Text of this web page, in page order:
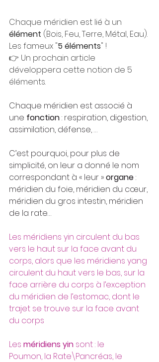
Chaque méridien est lié à un
élément (Bois, Feu, Terre, Métal, Eau).
Les fameux "5 éléments" !
👉 Un prochain article
développera cette notion de 5
éléments.
Chaque méridien est associé à
une fonction : respiration, digestion,
assimilation, défense, …
C’est pourquoi, pour plus de
simplicité, on leur a donné le nom
correspondant à « leur » organe :
méridien du foie, méridien du cœur,
méridien du gros intestin, méridien
de la rate…
Les méridiens yin circulent du bas
vers le haut sur la face avant du
corps, alors que les méridiens yang
circulent du haut vers le bas, sur la
face arrière du corps à l’exception
du méridien de l’estomac, dont le
trajet se trouve sur la face avant
du corps
Les méridiens yin sont : le
Poumon, la Rate\Pancréas, le